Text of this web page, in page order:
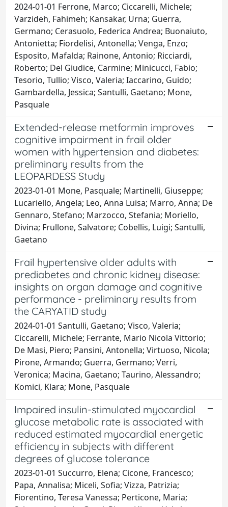
2024-01-01 Ferrone, Marco; Ciccarelli, Michele;
Varzideh, Fahimeh; Kansakar, Urna; Guerra,
Germano; Cerasuolo, Federica Andrea; Buonaiuto,
Antonietta; Fiordelisi, Antonella; Venga, Enzo;
Esposito, Mafalda; Rainone, Antonio; Ricciardi,
Roberto; Del Giudice, Carmine; Minicucci, Fabio;
Tesorio, Tullio; Visco, Valeria; Iaccarino, Guido;
Gambardella, Jessica; Santulli, Gaetano; Mone,
Pasquale
Extended-release metformin improves
cognitive impairment in frail older
women with hypertension and diabetes:
preliminary results from the
LEOPARDESS Study
2023-01-01 Mone, Pasquale; Martinelli, Giuseppe;
Lucariello, Angela; Leo, Anna Luisa; Marro, Anna; De
Gennaro, Stefano; Marzocco, Stefania; Moriello,
Divina; Frullone, Salvatore; Cobellis, Luigi; Santulli,
Gaetano
Frail hypertensive older adults with
prediabetes and chronic kidney disease:
insights on organ damage and cognitive
performance - preliminary results from
the CARYATID study
2024-01-01 Santulli, Gaetano; Visco, Valeria;
Ciccarelli, Michele; Ferrante, Mario Nicola Vittorio;
De Masi, Piero; Pansini, Antonella; Virtuoso, Nicola;
Pirone, Armando; Guerra, Germano; Verri,
Veronica; Macina, Gaetano; Taurino, Alessandro;
Komici, Klara; Mone, Pasquale
Impaired insulin-stimulated myocardial
glucose metabolic rate is associated with
reduced estimated myocardial energetic
efficiency in subjects with different
degrees of glucose tolerance
2023-01-01 Succurro, Elena; Cicone, Francesco;
Papa, Annalisa; Miceli, Sofia; Vizza, Patrizia;
Fiorentino, Teresa Vanessa; Perticone, Maria;